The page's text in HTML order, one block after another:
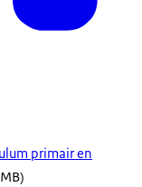
primair en